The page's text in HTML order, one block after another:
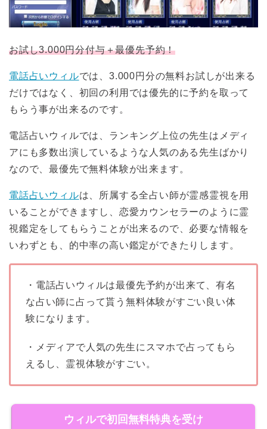
お試し3.000円分付与＋最優先予約！
電話占いウィルでは、3.000円分の無料お試しが出来る
だけではなく、初回の利用では優先的に予約を取って
もらう事が出来るのです。
電話占いウィルでは、ランキング上位の先生はメディ
アにも多数出演しているような人気のある先生ばかり
なので、最優先で無料体験が出来ます。
電話占いウィルは、所属する全占い師が霊感霊視を用
いることができますし、恋愛カウンセラーのように霊
視鑑定をしてもらうことが出来るので、必要な情報を
いわずとも、的中率の高い鑑定ができたりします。
・電話占いウィルは最優先予約が出来て、有名
な占い師に占って貰う無料体験がすごい良い体
験になります。
・メディアで人気の先生にスマホで占ってもら
えるし、霊視体験がすごい。
ウィルで初回無料特典を受け